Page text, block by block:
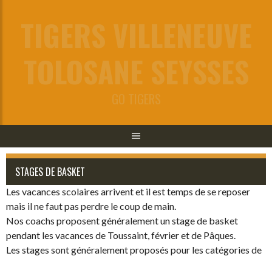
TIGERS VILLENEUVE
TOLOSANE SEYSSES
GO TIGERS
STAGES DE BASKET
Les vacances scolaires arrivent et il est temps de se reposer
mais il ne faut pas perdre le coup de main.
Nos coachs proposent généralement un stage de basket
pendant les vacances de Toussaint, février et de Pâques.
Les stages sont généralement proposés pour les catégories de